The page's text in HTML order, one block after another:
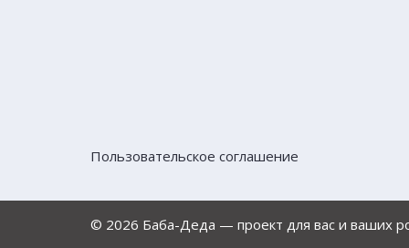
Пользовательское соглашение
© 2026 Баба-Деда — проект для вас и ваших